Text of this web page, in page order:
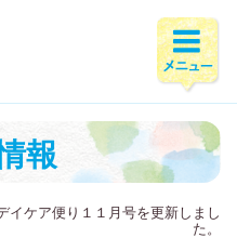
報
イケア便り１１月号を更新しまし
た。